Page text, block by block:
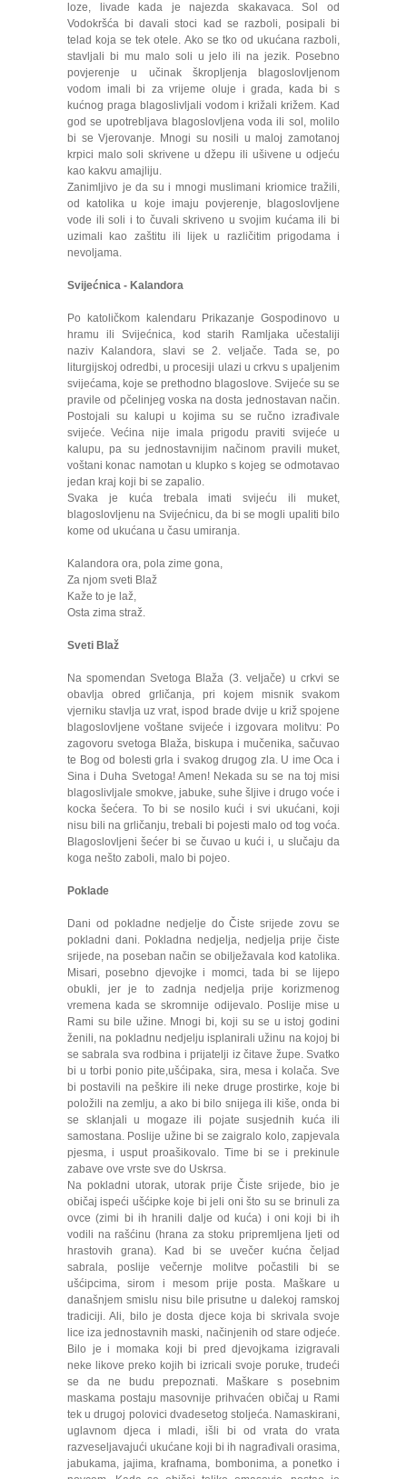
loze, livade kada je najezda skakavaca. Sol od
Vodokršća bi davali stoci kad se razboli, posipali bi
telad koja se tek otele. Ako se tko od ukućana razboli,
stavljali bi mu malo soli u jelo ili na jezik. Posebno
povjerenje u učinak škropljenja blagoslovljenom
vodom imali bi za vrijeme oluje i grada, kada bi s
kućnog praga blagoslivljali vodom i križali križem. Kad
god se upotrebljava blagoslovljena voda ili sol, molilo
bi se Vjerovanje. Mnogi su nosili u maloj zamotanoj
krpici malo soli skrivene u džepu ili ušivene u odjeću
kao kakvu amajliju.
Zanimljivo je da su i mnogi muslimani kriomice tražili,
od katolika u koje imaju povjerenje, blagoslovljene
vode ili soli i to čuvali skriveno u svojim kućama ili bi
uzimali kao zaštitu ili lijek u različitim prigodama i
nevoljama.
Svijećnica - Kalandora
Po katoličkom kalendaru Prikazanje Gospodinovo u
hramu ili Svijećnica, kod starih Ramljaka učestaliji
naziv Kalandora, slavi se 2. veljače. Tada se, po
liturgijskoj odredbi, u procesiji ulazi u crkvu s upaljenim
svijećama, koje se prethodno blagoslove. Svijeće su se
pravile od pčelinjeg voska na dosta jednostavan način.
Postojali su kalupi u kojima su se ručno izrađivale
svijeće. Većina nije imala prigodu praviti svijeće u
kalupu, pa su jednostavnijim načinom pravili muket,
voštani konac namotan u klupko s kojeg se odmotavao
jedan kraj koji bi se zapalio.
Svaka je kuća trebala imati svijeću ili muket,
blagoslovljenu na Svijećnicu, da bi se mogli upaliti bilo
kome od ukućana u času umiranja.
Kalandora ora, pola zime gona,
Za njom sveti Blaž
Kaže to je laž,
Osta zima straž.
Sveti Blaž
Na spomendan Svetoga Blaža (3. veljače) u crkvi se
obavlja obred grličanja, pri kojem misnik svakom
vjerniku stavlja uz vrat, ispod brade dvije u križ spojene
blagoslovljene voštane svijeće i izgovara molitvu: Po
zagovoru svetoga Blaža, biskupa i mučenika, sačuvao
te Bog od bolesti grla i svakog drugog zla. U ime Oca i
Sina i Duha Svetoga! Amen! Nekada su se na toj misi
blagoslivljale smokve, jabuke, suhe šljive i drugo voće i
kocka šećera. To bi se nosilo kući i svi ukućani, koji
nisu bili na grličanju, trebali bi pojesti malo od tog voća.
Blagoslovljeni šećer bi se čuvao u kući i, u slučaju da
koga nešto zaboli, malo bi pojeo.
Poklade
Dani od pokladne nedjelje do Čiste srijede zovu se
pokladni dani. Pokladna nedjelja, nedjelja prije čiste
srijede, na poseban način se obilježavala kod katolika.
Misari, posebno djevojke i momci, tada bi se lijepo
obukli, jer je to zadnja nedjelja prije korizmenog
vremena kada se skromnije odijevalo. Poslije mise u
Rami su bile užine. Mnogi bi, koji su se u istoj godini
ženili, na pokladnu nedjelju isplanirali užinu na kojoj bi
se sabrala sva rodbina i prijatelji iz čitave župe. Svatko
bi u torbi ponio pite,ušćipaka, sira, mesa i kolača. Sve
bi postavili na peškire ili neke druge prostirke, koje bi
položili na zemlju, a ako bi bilo snijega ili kiše, onda bi
se sklanjali u mogaze ili pojate susjednih kuća ili
samostana. Poslije užine bi se zaigralo kolo, zapjevala
pjesma, i usput proašikovalo. Time bi se i prekinule
zabave ove vrste sve do Uskrsa.
Na pokladni utorak, utorak prije Čiste srijede, bio je
običaj ispeći ušćipke koje bi jeli oni što su se brinuli za
ovce (zimi bi ih hranili dalje od kuća) i oni koji bi ih
vodili na rašćinu (hrana za stoku pripremljena ljeti od
hrastovih grana). Kad bi se uvečer kućna čeljad
sabrala, poslije večernje molitve počastili bi se
ušćipcima, sirom i mesom prije posta. Maškare u
današnjem smislu nisu bile prisutne u dalekoj ramskoj
tradiciji. Ali, bilo je dosta djece koja bi skrivala svoje
lice iza jednostavnih maski, načinjenih od stare odjeće.
Bilo je i momaka koji bi pred djevojkama izigravali
neke likove preko kojih bi izricali svoje poruke, trudeći
se da ne budu prepoznati. Maškare s posebnim
maskama postaju masovnije prihvaćen običaj u Rami
tek u drugoj polovici dvadesetog stoljeća. Namaskirani,
uglavnom djeca i mladi, išli bi od vrata do vrata
razveseljavajući ukućane koji bi ih nagrađivali orasima,
jabukama, jajima, krafnama, bombonima, a ponetko i